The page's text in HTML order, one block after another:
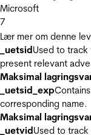
Microsoft
7
Lær mer om denne
_uetsidUsed to
present relevant
Maksimal
_uetsid_exp
corresponding name.
Maksimal
_uetvidUsed to